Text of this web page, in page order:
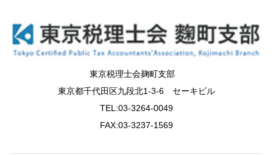
東京税理士会麹町支部
東京都千代田区九段北1-3-6 セーキビル
TEL:03-3264-0049
FAX:03-3237-1569